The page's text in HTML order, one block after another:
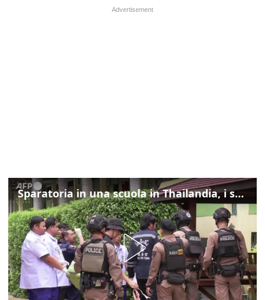
Sparatoria in una scuola in Thailandia, i soccorsi sul posto